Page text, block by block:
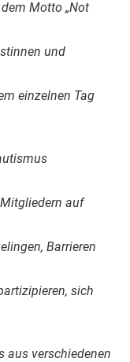
Motto „Not
und
einzelnen Tag
auf
Barrieren
sich
aus verschiedenen